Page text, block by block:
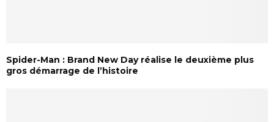
Spider-Man : Brand New Day réalise le deuxième plus
gros démarrage de l’histoire